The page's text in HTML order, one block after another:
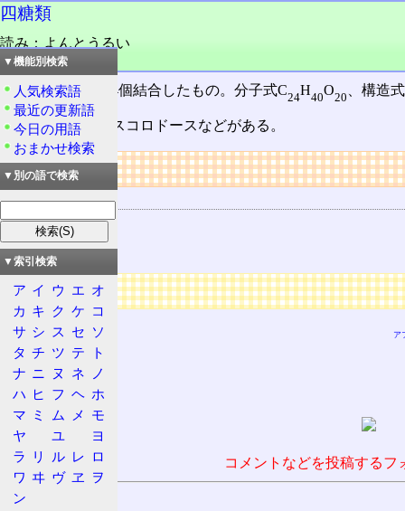
四糖類
読み：よんとうるい
品詞：名詞
単糖類の分子 が4個結合したもの。分子式C24H40O20 、構造
スタキオース、スコロドースなどがある。
リンク
物質の特徴
糖
糖類
広告
ア
コメントなどを投稿する
▼機能別検索
人気検索語
最近の更新語
今日の用語
おまかせ検索
▼別の語で検索
▼索引検索
ア イ ウ エ オ
カ キ ク ケ コ
サ シ ス セ ソ
タ チ ツ テ
ト
ナ ニ ヌ ネ
ノ
ハ ヒ フ ヘ ホ
マ ミ ム メ
モ
ヤ
ユ
ヨ
ラ
リ ル レ ロ
ワ ヰ ヴ ヱ
ヲ
ン